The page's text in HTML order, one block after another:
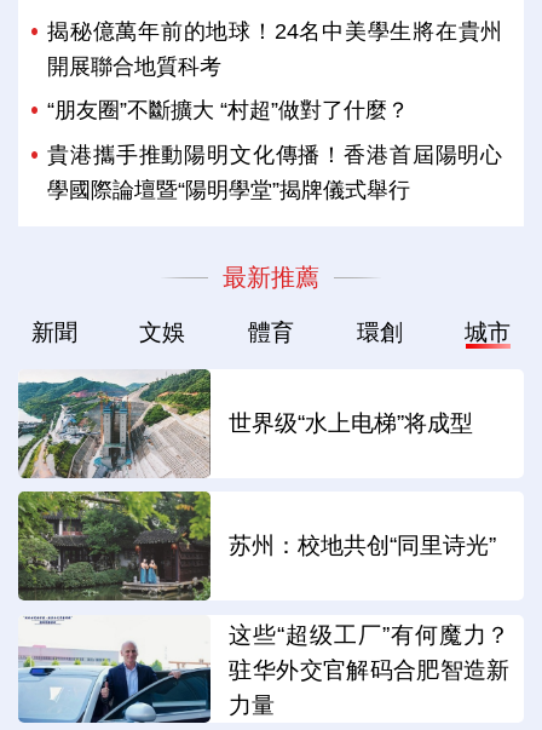
揭秘億萬年前的地球！24名中美學生將在貴州
開展聯合地質科考
“朋友圈”不斷擴大 “村超”做對了什麼？
貴港攜手推動陽明文化傳播！香港首屆陽明心
學國際論壇暨“陽明學堂”揭牌儀式舉行
最新推薦
新聞 文娛 體育 環創 城市
世界级“水上电梯”将成型
苏州：校地共创“同里诗光”
这些“超级工厂”有何魔力？
驻华外交官解码合肥智造新
力量